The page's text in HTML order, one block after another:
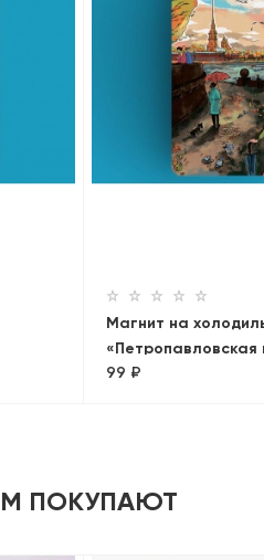
Магнит на
«Петропавловская
коллекция
99 ₽
ПОКУПАЮТ